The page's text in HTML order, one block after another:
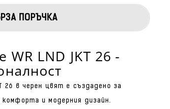
ПОРЪЧКА
LND JKT 26 -
26 в черен цвят е създадено за
и модерния дизайн.